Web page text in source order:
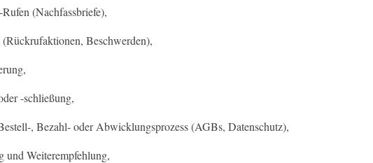
(Nachfassbriefe),
Beschwerden),
-schließung,
, Bezahl- oder Abwicklungsprozess (AGBs, Datenschutz),
und Weiterempfehlung,